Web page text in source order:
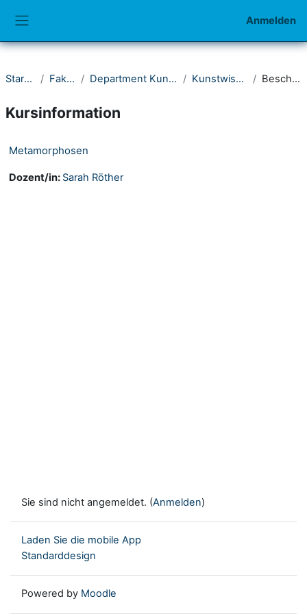
Anmelden
Startseite Fakultät II Department Kunst und Musik Kunstwissenschaft Beschreibung
Kursinformation
Metamorphosen
Dozent/in: Sarah Röther
Sie sind nicht angemeldet. (Anmelden)
Laden Sie die mobile App
Standarddesign
Powered by Moodle